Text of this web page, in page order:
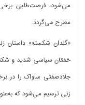
میشود، فرصتطلبی
مطرح میگردد.
«گلدان شکسته» داستان
خفقان سیاسی شدید و
جلادصفتی ساواک را در
زنی ترسیم میشود که